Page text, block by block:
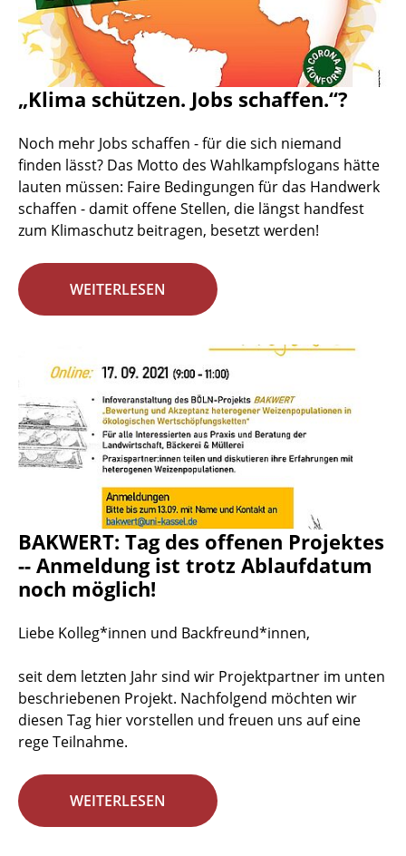
„Klima schützen. Jobs schaffen.“?
Noch mehr Jobs schaffen - für die sich niemand
finden lässt? Das Motto des Wahlkampfslogans hätte
lauten müssen: Faire Bedingungen für das Handwerk
schaffen - damit offene Stellen, die längst handfest
zum Klimaschutz beitragen, besetzt werden!
WEITERLESEN
BAKWERT: Tag des offenen Projektes
-- Anmeldung ist trotz Ablaufdatum
noch möglich!
Liebe Kolleg*innen und Backfreund*innen,
seit dem letzten Jahr sind wir Projektpartner im unten
beschriebenen Projekt. Nachfolgend möchten wir
diesen Tag hier vorstellen und freuen uns auf eine
rege Teilnahme.
WEITERLESEN